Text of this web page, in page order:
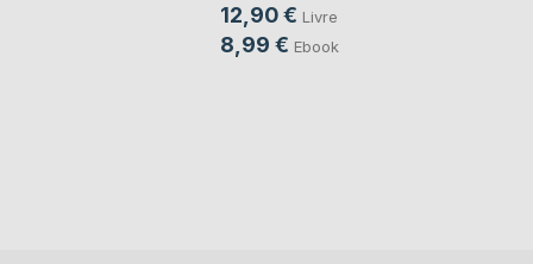
12,90 € Livre
8,99 € Ebook